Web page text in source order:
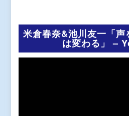
米倉春奈&池川友一「
は変わる」 –